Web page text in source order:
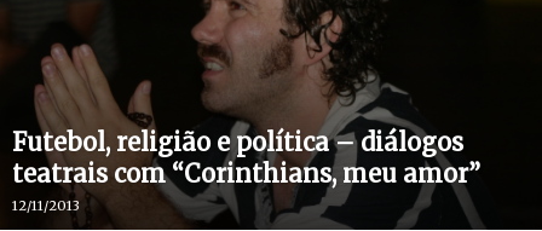
Futebol, religião e política – diálogos
teatrais com “Corinthians, meu amor”
12/11/2013